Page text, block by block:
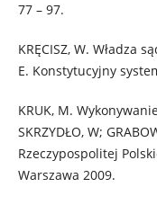
77 – 97.
KRĘCISZ, W. Władza
E. Konstytucyjny
KRUK, M.
SKRZYDŁO, W;
Rzeczypospolitej
Warszawa 2009.